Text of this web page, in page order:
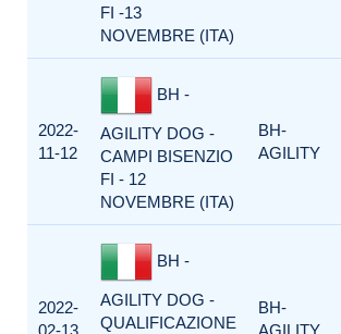
FI -13
NOVEMBRE (ITA)
2022-
11-12
BH -
AGILITY DOG -
CAMPI BISENZIO
FI - 12
NOVEMBRE (ITA)
BH-
AGILITY
2022-
02-13
BH -
AGILITY DOG -
QUALIFICAZIONE
BH-
AGILITY